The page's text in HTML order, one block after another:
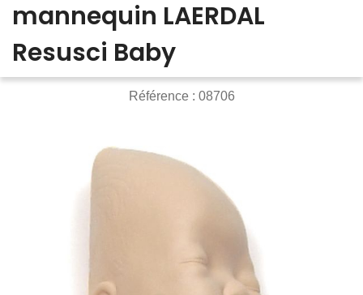
mannequin LAERDAL
Resusci Baby
Référence : 08706